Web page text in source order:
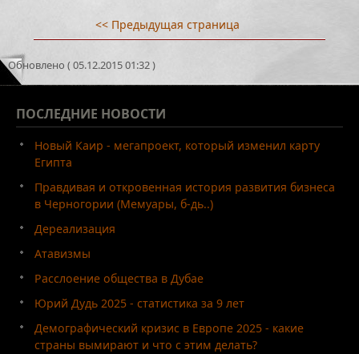
<< Предыдущая страница
Обновлено ( 05.12.2015 01:32 )
ПОСЛЕДНИЕ НОВОСТИ
Новый Каир - мегапроект, который изменил карту
Египта
Правдивая и откровенная история развития бизнеса
в Черногории (Мемуары, б-дь..)
Дереализация
Атавизмы
Расслоение общества в Дубае
Юрий Дудь 2025 - статистика за 9 лет
Демографический кризис в Европе 2025 - какие
страны вымирают и что с этим делать?